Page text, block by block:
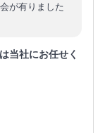
が有りました
当社にお任せく